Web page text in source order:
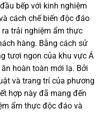
bếp với kinh nghiệm
cách chế biến độc đáo
trải nghiệm ẩm thực
hàng. Bằng cách sử
tươi ngon của khu vực Á
hoàn toàn mới lạ. Bởi
và trang trí của phương
hợp này đã mang đến
ẩm thực độc đáo và